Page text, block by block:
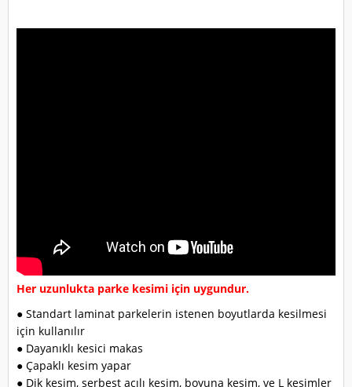
Her uzunlukta parke kesimi için uygundur.
● Standart laminat parkelerin istenen boyutlarda kesilmesi
için kullanılır
● Dayanıklı kesici makas
● Çapaklı kesim yapar
● Dik kesim, serbest açılı kesim, boyuna kesim, ve L kesimler